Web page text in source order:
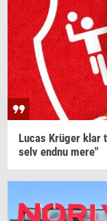
Lucas Krüger klar
selv endnu mere"